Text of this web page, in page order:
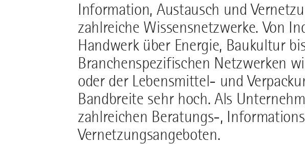
Information, Austausch und
zahlreiche Wissensnetzwerke. Von
Handwerk über Energie, Baukultur
Branchenspezifischen Netzwerken
oder der Lebensmittel- und
Bandbreite sehr hoch. Als
zahlreichen Beratungs-,
Vernetzungsangeboten.